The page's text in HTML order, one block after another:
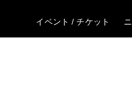
イベント / チケット